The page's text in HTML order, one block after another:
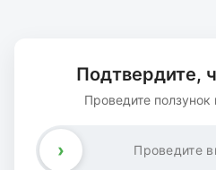
Подтвердите,
Проведите
Проведите
›